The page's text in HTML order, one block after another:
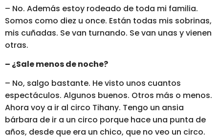
– No. Además estoy rodeado de toda mi familia.
Somos como diez u once. Están todas mis sobrinas,
mis cuñadas. Se van turnando. Se van unas y vienen
otras.
– ¿Sale menos de noche?
– No, salgo bastante. He visto unos cuantos
espectáculos. Algunos buenos. Otros más o menos.
Ahora voy a ir al circo Tihany. Tengo un ansia
bárbara de ir a un circo porque hace una punta de
años, desde que era un chico, que no veo un circo.